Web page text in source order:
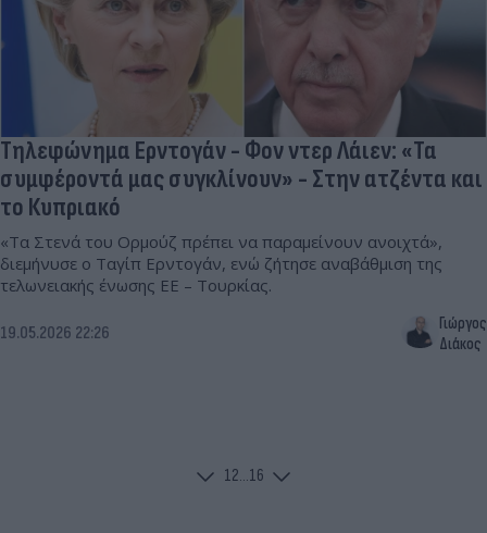
Τηλεφώνημα Ερντογάν - Φον ντερ Λάιεν: «Τα
συμφέροντά μας συγκλίνουν» - Στην ατζέντα και
το Κυπριακό
«Τα Στενά του Ορμούζ πρέπει να παραμείνουν ανοιχτά»,
διεμήνυσε ο Ταγίπ Ερντογάν, ενώ ζήτησε αναβάθμιση της
τελωνειακής ένωσης ΕΕ – Τουρκίας.
19.05.2026 22:26
Γιώργος
Διάκος
12...16